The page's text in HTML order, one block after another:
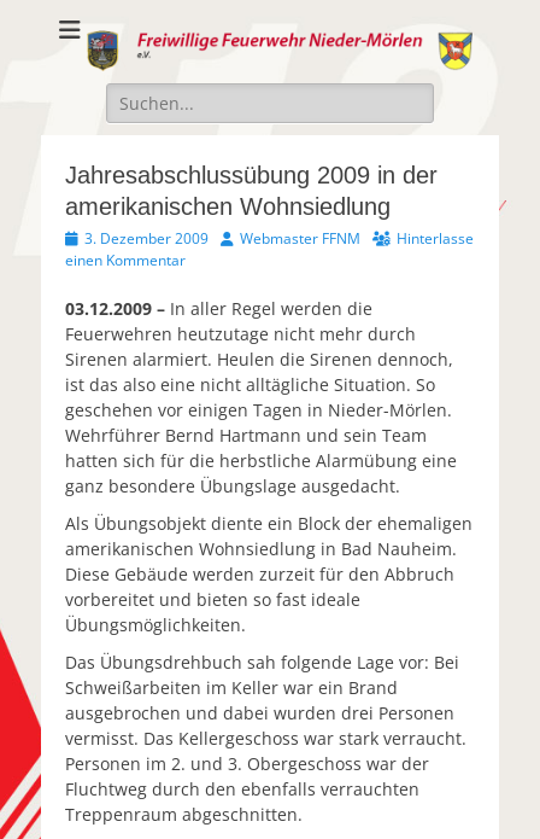
Freiwillige
Feuerwehr Nieder-
Mörlen e.V.
Freiwillige Feuerwehr Nieder-Mörlen e.v.
Suche
nach:
Jahresabschlussübung 2009 in der
amerikanischen Wohnsiedlung
Veröffentlicht
am
3. Dezember 2009 AutorWebmaster FFNM
Hinterlasse
einen Kommentar
03.12.2009 – In aller Regel werden die
Feuerwehren heutzutage nicht mehr durch
Sirenen alarmiert. Heulen die Sirenen dennoch,
ist das also eine nicht alltägliche Situation. So
geschehen vor einigen Tagen in Nieder-Mörlen.
Wehrführer Bernd Hartmann und sein Team
hatten sich für die herbstliche Alarmübung eine
ganz besondere Übungslage ausgedacht.
Als Übungsobjekt diente ein Block der ehemaligen
amerikanischen Wohnsiedlung in Bad Nauheim.
Diese Gebäude werden zurzeit für den Abbruch
vorbereitet und bieten so fast ideale
Übungsmöglichkeiten.
Das Übungsdrehbuch sah folgende Lage vor: Bei
Schweißarbeiten im Keller war ein Brand
ausgebrochen und dabei wurden drei Personen
vermisst. Das Kellergeschoss war stark verraucht.
Personen im 2. und 3. Obergeschoss war der
Fluchtweg durch den ebenfalls verrauchten
Treppenraum abgeschnitten.